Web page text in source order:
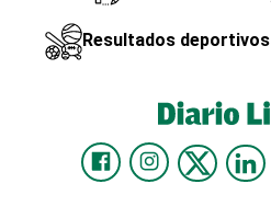
Resultados deportivos